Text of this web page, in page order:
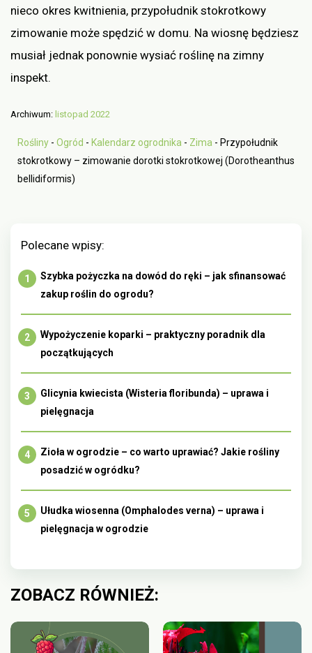
nieco okres kwitnienia, przypołudnik stokrotkowy
zimowanie może spędzić w domu. Na wiosnę będziesz
musiał jednak ponownie wysiać roślinę na zimny
inspekt.
Archiwum: listopad 2022
Rośliny - Ogród - Kalendarz ogrodnika - Zima - Przypołudnik
stokrotkowy – zimowanie dorotki stokrotkowej (Dorotheanthus
bellidiformis)
Polecane wpisy:
Szybka pożyczka na dowód do ręki – jak sfinansować
zakup roślin do ogrodu?
Wypożyczenie koparki – praktyczny poradnik dla
początkujących
Glicynia kwiecista (Wisteria floribunda) – uprawa i
pielęgnacja
Zioła w ogrodzie – co warto uprawiać? Jakie rośliny
posadzić w ogródku?
Ułudka wiosenna (Omphalodes verna) – uprawa i
pielęgnacja w ogrodzie
ZOBACZ RÓWNIEŻ: